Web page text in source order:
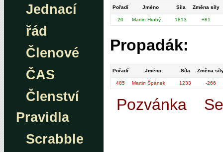
Jednací
řád
Členové
ČAS
Členství
Pravidla
Scrabble
Pořadí Jméno Síla Změna síly
20 Martin Hrubý 1813 +81
Propadák:
Pořadí Jméno Síla Změna
485 Martin Špánek 1233 -266
Pozvánka